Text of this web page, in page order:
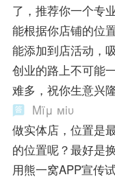
了，推荐你一个专
能根据你店铺的位
能添加到店活动，
创业的路上不可能
难多，祝你生意兴
Μïμ мiυ
做实体店，位置是
的位置呢？最好是
用熊一窝APP宣传